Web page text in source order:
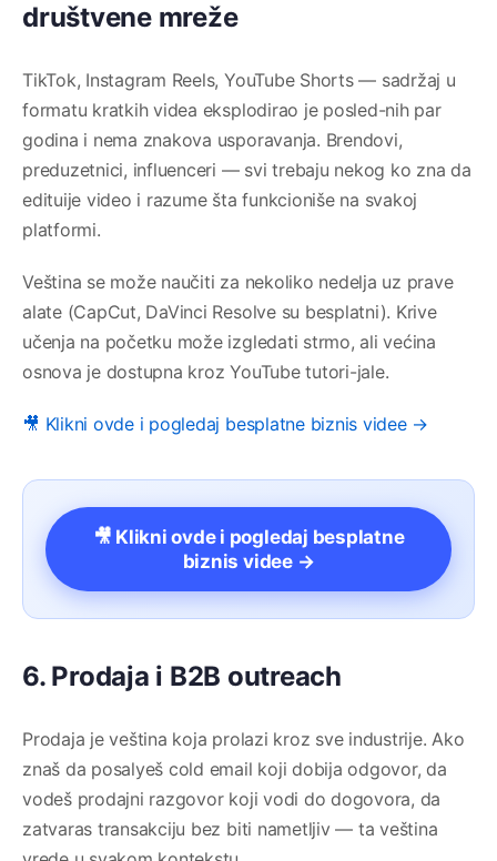
društvene mreže
TikTok, Instagram Reels, YouTube Shorts — sadržaj u
formatu kratkih videa eksplodirao je posled-nih par
godina i nema znakova usporavanja. Brendovi,
preduzetnici, influenceri — svi trebaju nekog ko zna da
edituije video i razume šta funkcioniše na svakoj
platformi.
Veština se može naučiti za nekoliko nedelja uz prave
alate (CapCut, DaVinci Resolve su besplatni). Krive
učenja na početku može izgledati strmo, ali većina
osnova je dostupna kroz YouTube tutori-jale.
🎥 Klikni ovde i pogledaj besplatne biznis videe →
🎥 Klikni ovde i pogledaj besplatne
biznis videe →
6. Prodaja i B2B outreach
Prodaja je veština koja prolazi kroz sve industrije. Ako
znaš da posalyeš cold email koji dobija odgovor, da
vodeš prodajni razgovor koji vodi do dogovora, da
zatvaras transakciju bez biti nametljiv — ta veština